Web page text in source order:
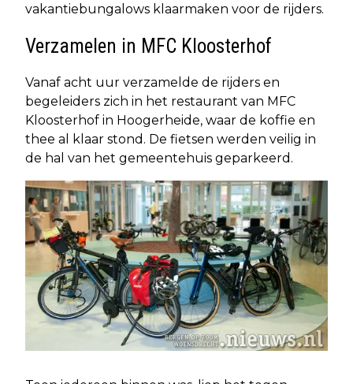
vakantiebungalows klaarmaken voor de rijders.
Verzamelen in MFC Kloosterhof
Vanaf acht uur verzamelde de rijders en
begeleiders zich in het restaurant van MFC
Kloosterhof in Hoogerheide, waar de koffie en
thee al klaar stond. De fietsen werden veilig in
de hal van het gemeentehuis geparkeerd.